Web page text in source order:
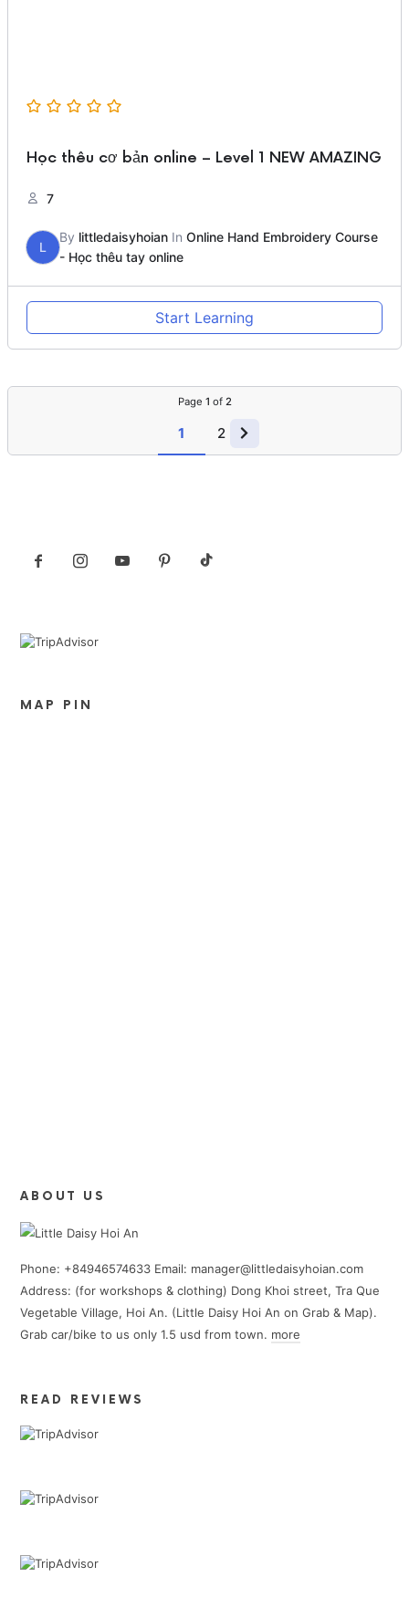
Học thêu cơ bản online – Level 1 NEW AMAZING
7
L
By littledaisyhoian InOnline Hand Embroidery Course
- Học thêu tay online
Start Learning
Page 1 of 2
1 2
MAP PIN
ABOUT US
Phone: +84946574633 Email: manager@littledaisyhoian.com
Address: (for workshops & clothing) Dong Khoi street, Tra Que
Vegetable Village, Hoi An. (Little Daisy Hoi An on Grab & Map).
Grab car/bike to us only 1.5 usd from town. more
READ REVIEWS